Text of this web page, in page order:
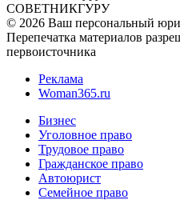
СОВЕТНИКГУРУ
© 2026 Ваш персональный
Перепечатка материалов
первоисточника
Реклама
Woman365.ru
Бизнес
Уголовное право
Трудовое право
Гражданское право
Автоюрист
Семейное право